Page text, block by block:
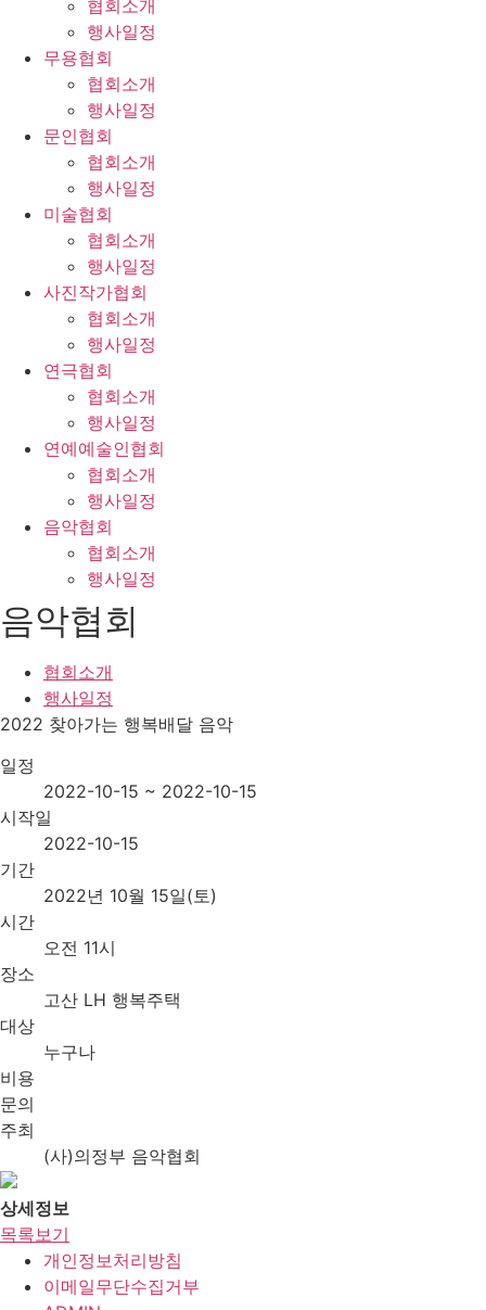
협회소개
행사일정
무용협회
협회소개
행사일정
문인협회
협회소개
행사일정
미술협회
협회소개
행사일정
사진작가협회
협회소개
행사일정
연극협회
협회소개
행사일정
연예예술인협회
협회소개
행사일정
음악협회
협회소개
행사일정
음악협회
협회소개
행사일정
2022 찾아가는 행복배달 음악
일정
2022-10-15 ~ 2022-10-15
시작일
2022-10-15
기간
2022년 10월 15일(토)
시간
오전 11시
장소
고산 LH 행복주택
대상
누구나
비용
문의
주최
(사)의정부 음악협회
상세정보
목록보기
개인정보처리방침
이메일무단수집거부